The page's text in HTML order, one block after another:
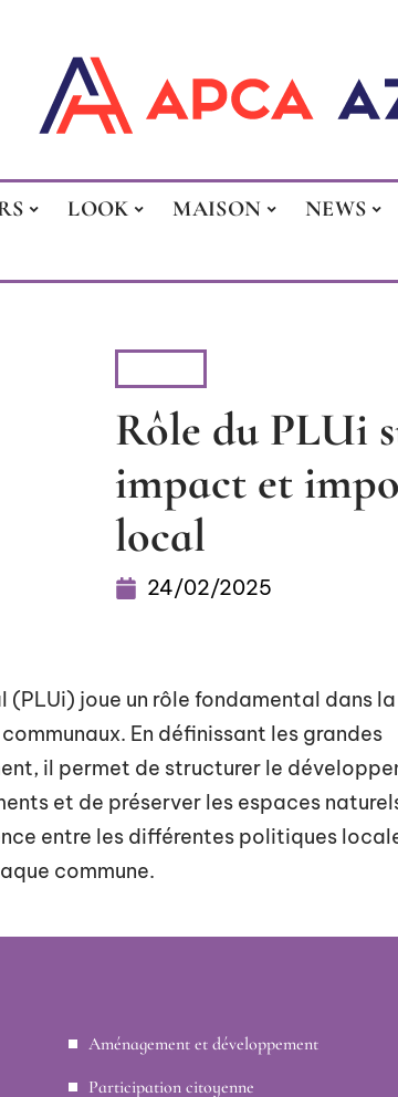
LOOK MAISON NEWS
Rôle du PLUi
impact et
local
24/02/2025
(PLUi) joue un rôle fondamental dans la
En définissant les grandes
il permet de structurer le
et de préserver les espaces
entre les différentes politiques
commune.
Aménagement et développement
Participation citoyenne